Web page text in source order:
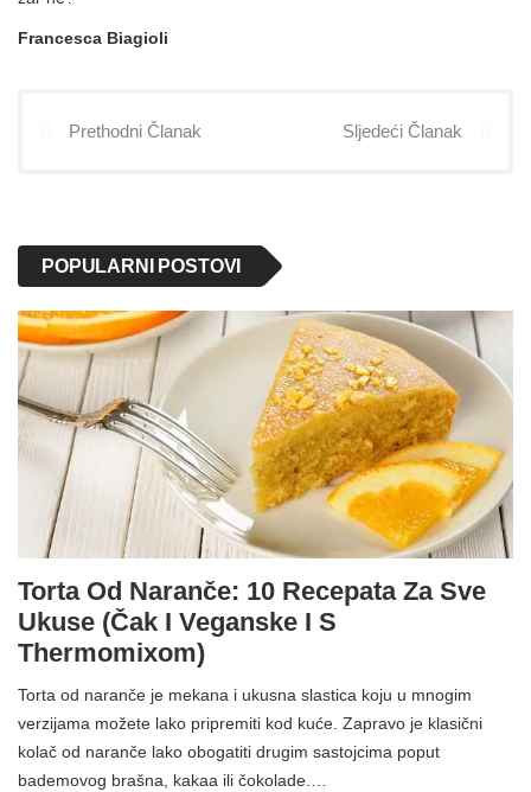
Francesca Biagioli
Prethodni Članak Sljedeći Članak
POPULARNI POSTOVI
Torta Od Naranče: 10 Recepata Za Sve
Ukuse (čak I Veganske I S
Thermomixom)
Torta od naranče je mekana i ukusna slastica koju u mnogim
verzijama možete lako pripremiti kod kuće. Zapravo je klasični
kolač od naranče lako obogatiti drugim sastojcima poput
bademovog brašna, kakaa ili čokolade.…